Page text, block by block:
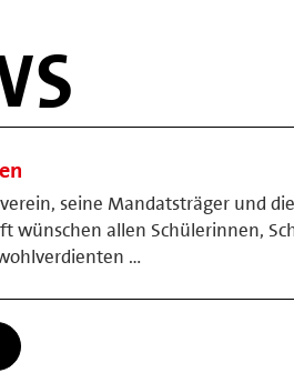
seine Mandatsträger und die
wünschen allen Schülerinnen,
…